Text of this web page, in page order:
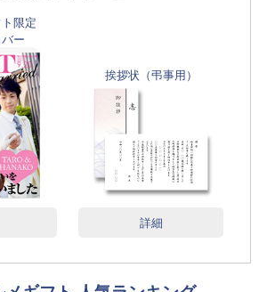
限定
ー
挨拶状（弔事用）
詳細